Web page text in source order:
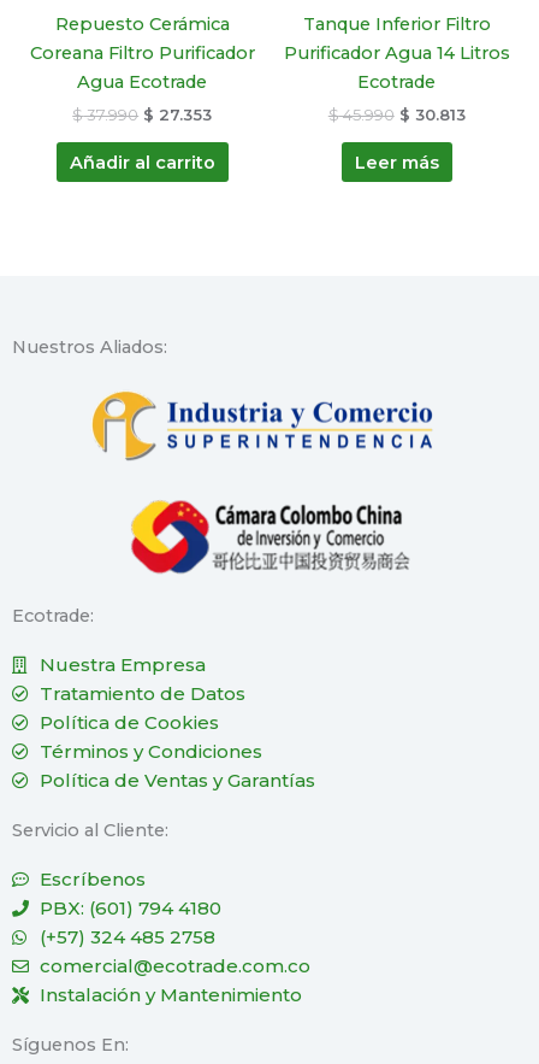
Repuesto Cerámica
Coreana Filtro Purificador
Agua Ecotrade
$37.990 $ 27.353
Añadir al carrito
Tanque Inferior Filtro
Purificador Agua 14 Litros
Ecotrade
$45.990 $ 30.813
Leer más
Nuestros Aliados:
Ecotrade:
Nuestra Empresa
Tratamiento de Datos
Política de Cookies
Términos y Condiciones
Política de Ventas y Garantías
Servicio al Cliente:
Escríbenos
PBX: (601) 794 4180
(+57) 324 485 2758
comercial@ecotrade.com.co
Instalación y Mantenimiento
Síguenos En: